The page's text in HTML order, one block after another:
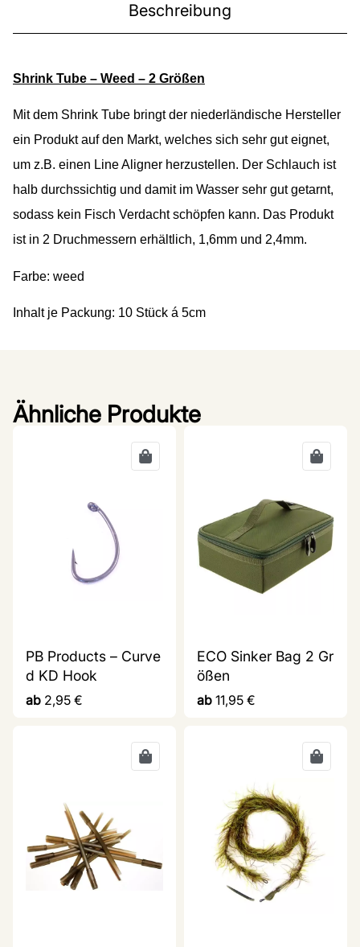
Beschreibung
Shrink Tube – Weed – 2 Größen
Mit dem Shrink Tube bringt der niederländische Hersteller
ein Produkt auf den Markt, welches sich sehr gut eignet,
um z.B. einen Line Aligner herzustellen. Der Schlauch ist
halb durchssichtig und damit im Wasser sehr gut getarnt,
sodass kein Fisch Verdacht schöpfen kann. Das Produkt
ist in 2 Druchmessern erhältlich, 1,6mm und 2,4mm.
Farbe: weed
Inhalt je Packung: 10 Stück á 5cm
Ähnliche Produkte
PB Products – Curve
d KD Hook
ab 2,95 €
ECO Sinker Bag 2 Gr
ößen
ab 11,95 €